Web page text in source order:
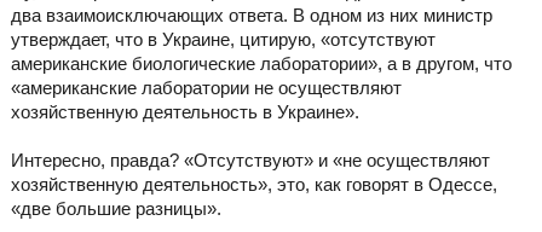
два взаимоисключающих ответа. В одном из них министр
утверждает, что в Украине, цитирую, «отсутствуют
американские биологические лаборатории», а в другом, что
«американские лаборатории не осуществляют
хозяйственную деятельность в Украине».
Интересно, правда? «Отсутствуют» и «не осуществляют
хозяйственную деятельность», это, как говорят в Одессе,
«две большие разницы».